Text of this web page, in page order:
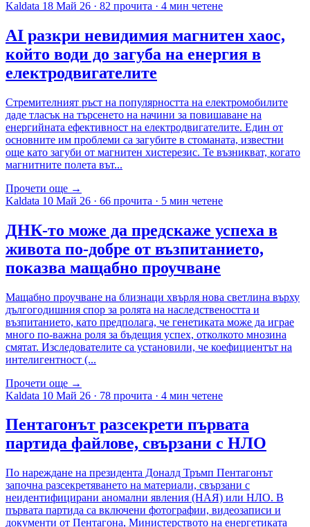
Kaldata 18 Май 26 · 82 прочита · 4 мин четене
AI разкри невидимия магнитен хаос,
който води до загуба на енергия в
електродвигателите
Стремителният ръст на популярността на електромобилите
даде тласък на търсенето на начини за повишаване на
енергийната ефективност на електродвигателите. Един от
основните им проблеми са загубите в стоманата, известни
още като загуби от магнитен хистерезис. Те възникват, когато
магнитните полета вът...
Прочети още →
Kaldata 10 Май 26 · 66 прочита · 5 мин четене
ДНК-то може да предскаже успеха в
живота по-добре от възпитанието,
показва мащабно проучване
Мащабно проучване на близнаци хвърля нова светлина върху
дългогодишния спор за ролята на наследствеността и
възпитанието, като предполага, че генетиката може да играе
много по-важна роля за бъдещия успех, отколкото мнозина
смятат. Изследователите са установили, че коефициентът на
интелигентност (...
Прочети още →
Kaldata 10 Май 26 · 78 прочита · 4 мин четене
Пентагонът разсекрети първата
партида файлове, свързани с НЛО
По нареждане на президента Доналд Тръмп Пентагонът
започна разсекретяването на материали, свързани с
неидентифицирани аномални явления (НАЯ) или НЛО. В
първата партида са включени фотографии, видеозаписи и
документи от Пентагона, Министерството на енергетиката